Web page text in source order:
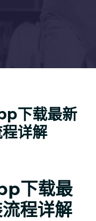
下载最新
详解
下载最
程详解